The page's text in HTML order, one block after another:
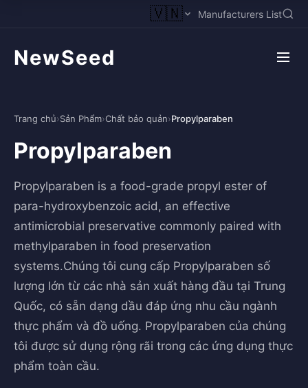
🇻🇳 Manufacturers List
NewSeed
Trang chủ›Sản Phẩm›Chất bảo quản›Propylparaben
Propylparaben
Propylparaben is a food-grade propyl ester of
para-hydroxybenzoic acid, an effective
antimicrobial preservative commonly paired with
methylparaben in food preservation
systems.Chúng tôi cung cấp Propylparaben số
lượng lớn từ các nhà sản xuất hàng đầu tại Trung
Quốc, có sẵn dạng dầu đáp ứng nhu cầu ngành
thực phẩm và đồ uống. Propylparaben của chúng
tôi được sử dụng rộng rãi trong các ứng dụng thực
phẩm toàn cầu.